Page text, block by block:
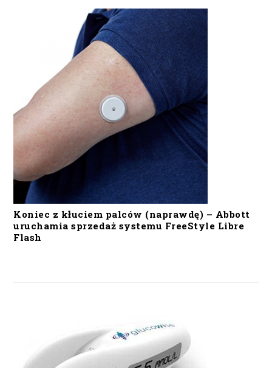
Koniec z kłuciem palców (naprawdę) – Abbott
uruchamia sprzedaż systemu FreeStyle Libre
Flash